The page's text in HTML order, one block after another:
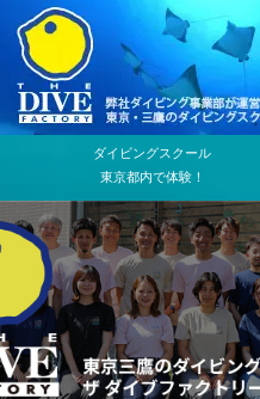
ダイビングスクール
東京都内で体験！